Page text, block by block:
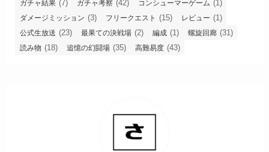
ガチャ結果 (7) ガチャ考察 (42) コンシューマーゲーム (1)
ダメージミッション (3) フリークエスト (15) レビュー (1)
公式生放送 (23) 最果ての決戦場 (2) 編成 (1) 螺旋回廊 (31)
読み物 (18) 追憶の幻闘場 (35) 高難易度 (43)